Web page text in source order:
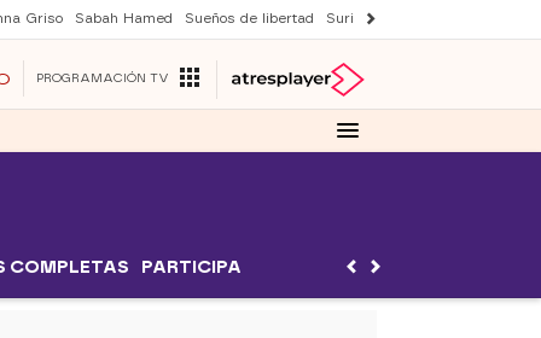
Griso Sabah Hamed Sueños de libertad Suri y Tom Cruise
PROGRAMACIÓN TV
COMPLETAS PARTICIPA